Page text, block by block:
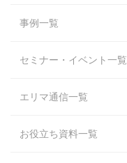
事例一覧
セミナー・イベント一覧
エリマ通信一覧
お役立ち資料一覧